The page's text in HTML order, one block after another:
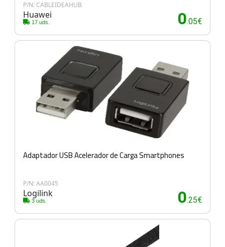
P/N: CABLEIDEAHUB
Huawei
17 uds. 0.05€
Adaptador USB Acelerador de Carga Smartphones
P/N: AA0045
Logilink
3 uds. 0.25€